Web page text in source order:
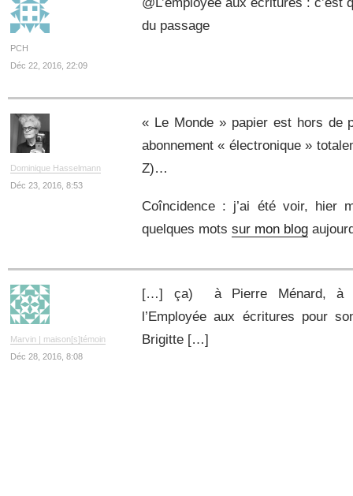
PCH
Déc 22, 2016, 22:09
du passage
Dominique Hasselmann
Déc 23, 2016, 8:53
« Le Monde » papier est hors de
abonnement « électronique »
Z)…
Coîncidence : j’ai été voir, hier
quelques mots sur mon blog
Marvin | maison[s]témoin
Déc 28, 2016, 8:08
[…] ça) à Pierre Ménard, à
l’Employée aux écritures pour
Brigitte […]